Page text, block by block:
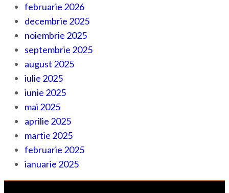
februarie 2026
decembrie 2025
noiembrie 2025
septembrie 2025
august 2025
iulie 2025
iunie 2025
mai 2025
aprilie 2025
martie 2025
februarie 2025
ianuarie 2025